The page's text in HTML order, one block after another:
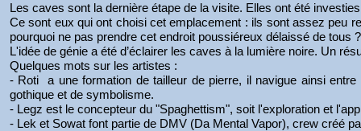
Les caves sont la dernière étape de la visite. Elles ont été
Ce sont eux qui ont choisi cet emplacement : ils sont assez peu
pourquoi ne pas prendre cet endroit poussiéreux délaissé de tous
L'idée de génie a été d’éclairer les caves à la lumière noire. Un
Quelques mots sur les artistes :
- Roti a une formation de tailleur de pierre, il navigue ainsi
gothique et de symbolisme.
- Legz est le concepteur du "Spaghettism", soit l'exploration et
- Lek et Sowat font partie de DMV (Da Mental Vapor), crew créé